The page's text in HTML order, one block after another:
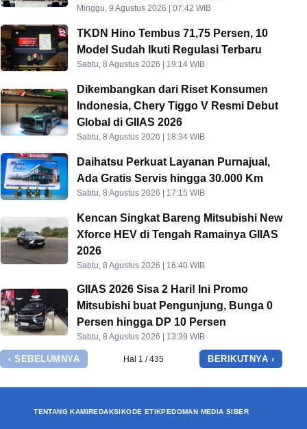
Minggu, 9 Agustus 2026 | 07:42 WIB
TKDN Hino Tembus 71,75 Persen, 10
Model Sudah Ikuti Regulasi Terbaru
Sabtu, 8 Agustus 2026 | 19:14 WIB
Dikembangkan dari Riset Konsumen
Indonesia, Chery Tiggo V Resmi Debut
Global di GIIAS 2026
Sabtu, 8 Agustus 2026 | 18:34 WIB
Daihatsu Perkuat Layanan Purnajual,
Ada Gratis Servis hingga 30.000 Km
Sabtu, 8 Agustus 2026 | 17:15 WIB
Kencan Singkat Bareng Mitsubishi New
Xforce HEV di Tengah Ramainya GIIAS
2026
Sabtu, 8 Agustus 2026 | 16:40 WIB
GIIAS 2026 Sisa 2 Hari! Ini Promo
Mitsubishi buat Pengunjung, Bunga 0
Persen hingga DP 10 Persen
Sabtu, 8 Agustus 2026 | 13:39 WIB
‹ SEBELUMNYA Hal 1 / 435 BERIKUTNYA ›
TENTANG KAMIREDAKSIKODE ETIKPEDOMAN MEDIA SIBER